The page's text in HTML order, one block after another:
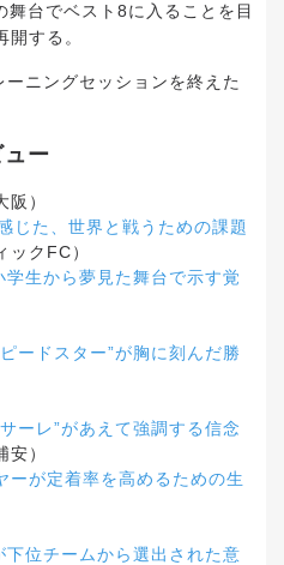
台でベスト8に入ることを目
する。
ニングセッションを終えた
ー
）
じた、世界と戦うための課題
ックFC）
学生から夢見た舞台で示す覚
ードスター”が胸に刻んだ勝
ーレ”があえて強調する信念
）
ーが定着率を高めるための生
下位チームから選出された意